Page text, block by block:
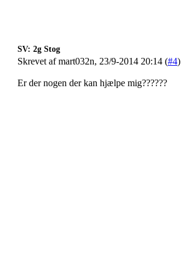
SV: 2g Stog
Skrevet af mart032n, 23/9-2014 20:14 (#4)
Er der nogen der kan hjælpe mig??????